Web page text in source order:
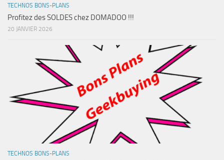
TECHNOS BONS-PLANS
Profitez des SOLDES chez DOMADOO !!!
20 JANVIER 2026
TECHNOS BONS-PLANS